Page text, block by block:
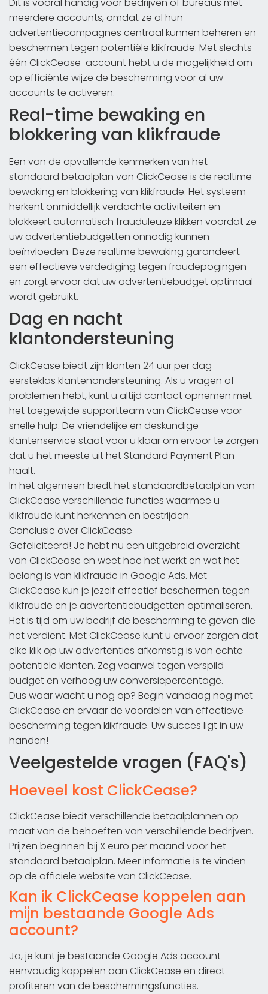
Dit is vooral handig voor bedrijven of bureaus met
meerdere accounts, omdat ze al hun
advertentiecampagnes centraal kunnen beheren en
beschermen tegen potentiële klikfraude. Met slechts
één ClickCease-account hebt u de mogelijkheid om
op efficiënte wijze de bescherming voor al uw
accounts te activeren.
Real-time bewaking en
blokkering van klikfraude
Een van de opvallende kenmerken van het
standaard betaalplan van ClickCease is de realtime
bewaking en blokkering van klikfraude. Het systeem
herkent onmiddellijk verdachte activiteiten en
blokkeert automatisch frauduleuze klikken voordat ze
uw advertentiebudgetten onnodig kunnen
beïnvloeden. Deze realtime bewaking garandeert
een effectieve verdediging tegen fraudepogingen
en zorgt ervoor dat uw advertentiebudget optimaal
wordt gebruikt.
Dag en nacht
klantondersteuning
ClickCease biedt zijn klanten 24 uur per dag
eersteklas klantenondersteuning. Als u vragen of
problemen hebt, kunt u altijd contact opnemen met
het toegewijde supportteam van ClickCease voor
snelle hulp. De vriendelijke en deskundige
klantenservice staat voor u klaar om ervoor te zorgen
dat u het meeste uit het Standard Payment Plan
haalt.
In het algemeen biedt het standaardbetaalplan van
ClickCease verschillende functies waarmee u
klikfraude kunt herkennen en bestrijden.
Conclusie over ClickCease
Gefeliciteerd! Je hebt nu een uitgebreid overzicht
van ClickCease en weet hoe het werkt en wat het
belang is van klikfraude in Google Ads. Met
ClickCease kun je jezelf effectief beschermen tegen
klikfraude en je advertentiebudgetten optimaliseren.
Het is tijd om uw bedrijf de bescherming te geven die
het verdient. Met ClickCease kunt u ervoor zorgen dat
elke klik op uw advertenties afkomstig is van echte
potentiële klanten. Zeg vaarwel tegen verspild
budget en verhoog uw conversiepercentage.
Dus waar wacht u nog op? Begin vandaag nog met
ClickCease en ervaar de voordelen van effectieve
bescherming tegen klikfraude. Uw succes ligt in uw
handen!
Veelgestelde vragen (FAQ's)
Hoeveel kost ClickCease?
ClickCease biedt verschillende betaalplannen op
maat van de behoeften van verschillende bedrijven.
Prijzen beginnen bij X euro per maand voor het
standaard betaalplan. Meer informatie is te vinden
op de officiële website van ClickCease.
Kan ik ClickCease koppelen aan
mijn bestaande Google Ads
account?
Ja, je kunt je bestaande Google Ads account
eenvoudig koppelen aan ClickCease en direct
profiteren van de beschermingsfuncties.